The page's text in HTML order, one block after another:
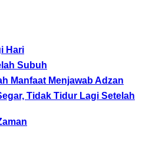
Hari
Subuh
Manfaat Menjawab Adzan
Tidak Tidur Lagi Setelah